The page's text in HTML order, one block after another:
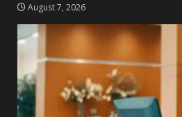
August 7, 2026